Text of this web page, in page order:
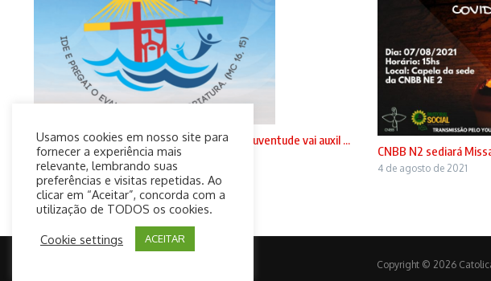
NE 5: Material lançado pela comissão para a juventude vai auxil ...
5 de agosto de 2021 CNBB N2 sediará
4 de agosto de 2021
Copyright © 2026
Usamos cookies em nosso site para
fornecer a experiência mais
relevante, lembrando suas
preferências e visitas repetidas. Ao
clicar em “Aceitar”, concorda com a
utilização de TODOS os cookies.
Cookie settings ACEITAR